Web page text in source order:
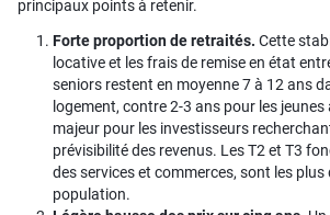
principaux points à retenir.
Forte proportion de retraités. Cette
locative et les frais de remise en état
seniors restent en moyenne 7 à 12 ans
logement, contre 2-3 ans pour les
majeur pour les investisseurs
prévisibilité des revenus. Les T2 et T3
des services et commerces, sont les
population.